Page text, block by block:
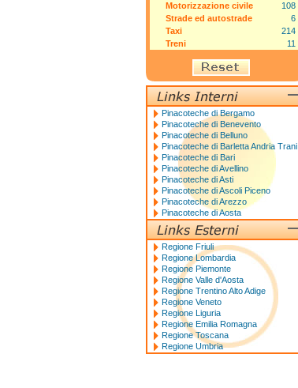
Motorizzazione civile
108
Strade ed autostrade
6
Taxi
214
Treni
11
Pinacoteche di Bergamo
Pinacoteche di Benevento
Pinacoteche di Belluno
Pinacoteche di Barletta Andria Trani
Pinacoteche di Bari
Pinacoteche di Avellino
Pinacoteche di Asti
Pinacoteche di Ascoli Piceno
Pinacoteche di Arezzo
Pinacoteche di Aosta
Regione Friuli
Regione Lombardia
Regione Piemonte
Regione Valle d'Aosta
Regione Trentino Alto Adige
Regione Veneto
Regione Liguria
Regione Emilia Romagna
Regione Toscana
Regione Umbria